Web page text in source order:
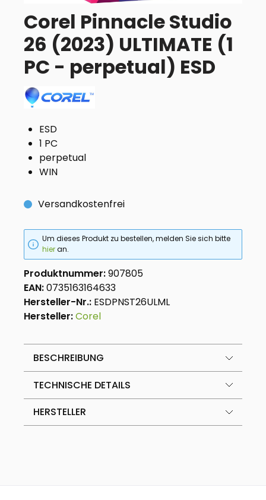
Corel Pinnacle Studio
26 (2023) ULTIMATE (1
PC - perpetual) ESD
ESD
1 PC
perpetual
WIN
Versandkostenfrei
Um dieses Produkt zu bestellen, melden Sie sich bitte
hieran.
Produktnummer:907805
EAN:0735163164633
Hersteller-Nr.: ESDPNST26ULML
Hersteller:Corel
BESCHREIBUNG
TECHNISCHE DETAILS
HERSTELLER